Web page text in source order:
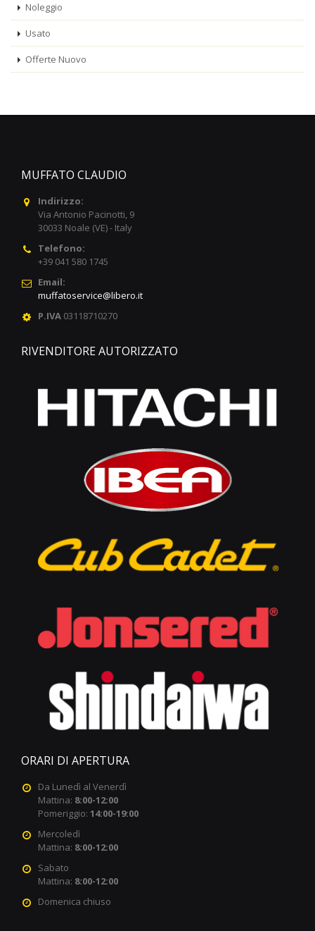
Noleggio
Usato
Offerte Nuovo
MUFFATO CLAUDIO
Indirizzo:
Via Antonio Pacinotti, 9
30033 Noale (VE) - Italy
Telefono:
+39 041 580 1745
Email:
muffatoservice@libero.it
P.IVA 03118710270
RIVENDITORE AUTORIZZATO
ORARI DI APERTURA
Da Lunedì al Venerdì
Mattina: 8:00-12:00
Pomeriggio: 14:00-19:00
Mercoledì
Mattina: 8:00-12:00
Sabato
Mattina: 8:00-12:00
Domenica chiuso